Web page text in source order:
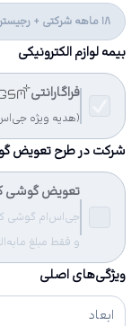
18 ماهه شرکتی + رجیستری
بیمه لوازم الکترونیکی
فراگارانتی
(هدیه ویژه
شرکت در طرح تعویض
تعویض گوشی
جی‌اس‌ام گوشی
و فقط مبلغ
ویژگی‌های اصلی
ابعاد